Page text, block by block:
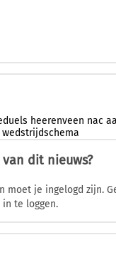
heerenveen nac
wedstrijdschema
dit nieuws?
moet je ingelogd zijn.
te loggen.